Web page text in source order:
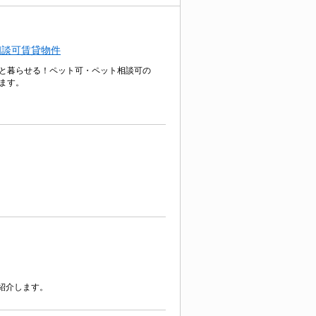
可賃貸物件
暮らせる！ペット可・ペット相談可の
す。
します。